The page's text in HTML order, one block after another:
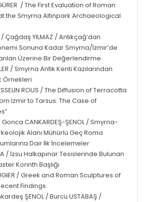
/ The First Evaluation of Roman
the Smyrna Altınpark Archaeological
/ Çağdaş YILMAZ / Antikçağ’dan
Sonuna Kadar Smyrna/İzmir’de
Üzerine Bir Değerlendirme
/ Smyrna Antik Kenti Kazılarından
Örnekleri
ROUS / The Diffusion of Terracotta
Izmir to Tarsus: The Case of
Gonca CANKARDEŞ-ŞENOL / Smyrna-
Alanı Mühürlü Geç Roma
Dair İlk İncelemeler
/ İzsu Halkapınar Tesislerinde Bulunan
Korinth Başlığı
/ Greek and Roman Sculptures of
Findings
ŞENOL / Burcu USTABAŞ /